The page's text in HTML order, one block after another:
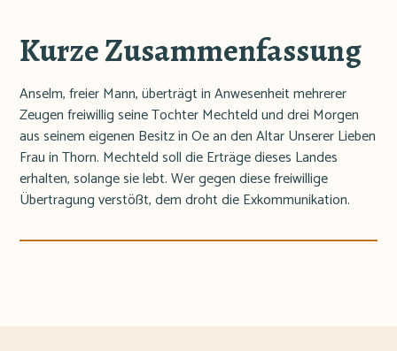
Kurze Zusammenfassung
Anselm, freier Mann, überträgt in Anwesenheit mehrerer
Zeugen freiwillig seine Tochter Mechteld und drei Morgen
aus seinem eigenen Besitz in Oe an den Altar Unserer Lieben
Frau in Thorn. Mechteld soll die Erträge dieses Landes
erhalten, solange sie lebt. Wer gegen diese freiwillige
Übertragung verstößt, dem droht die Exkommunikation.